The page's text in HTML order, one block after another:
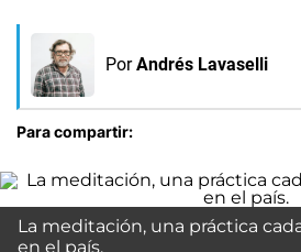
Por Andrés Lavaselli
Para compartir:
La meditación, una práctica
en el país.